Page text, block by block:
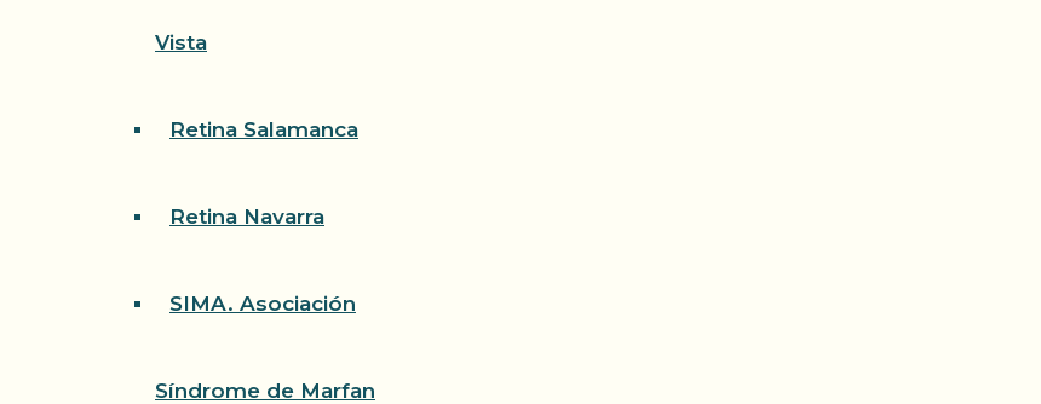
Vista
Retina Salamanca
Retina Navarra
SIMA. Asociación
Síndrome de Marfan